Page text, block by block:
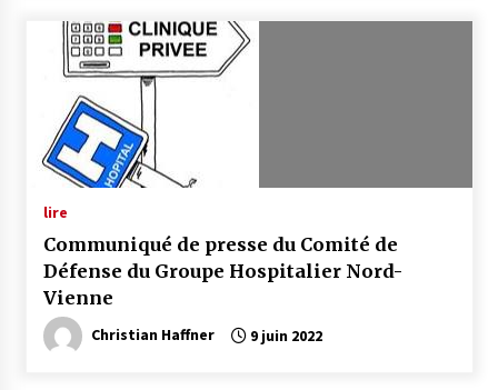
lire
Communiqué de presse du Comité de
Défense du Groupe Hospitalier Nord-
Vienne
Christian Haffner 9 juin 2022